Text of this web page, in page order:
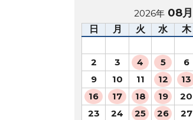
2026年 08月
日 月 火 水 木
2
3 4 5 6
9
10 11 12 13
16
17 18 19 20
23
24 25 26 27